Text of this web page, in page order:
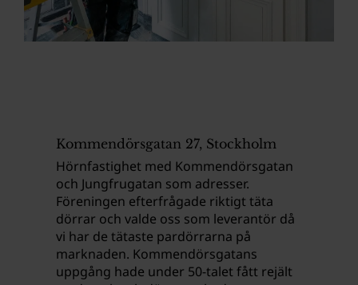
Kommendörsgatan 27, Stockholm
Hörnfastighet med Kommendörsgatan
och Jungfrugatan som adresser.
Föreningen efterfrågade riktigt täta
dörrar och valde oss som leverantör då
vi har de tätaste pardörrarna på
marknaden. Kommendörsgatans
uppgång hade under 50-talet fått rejält